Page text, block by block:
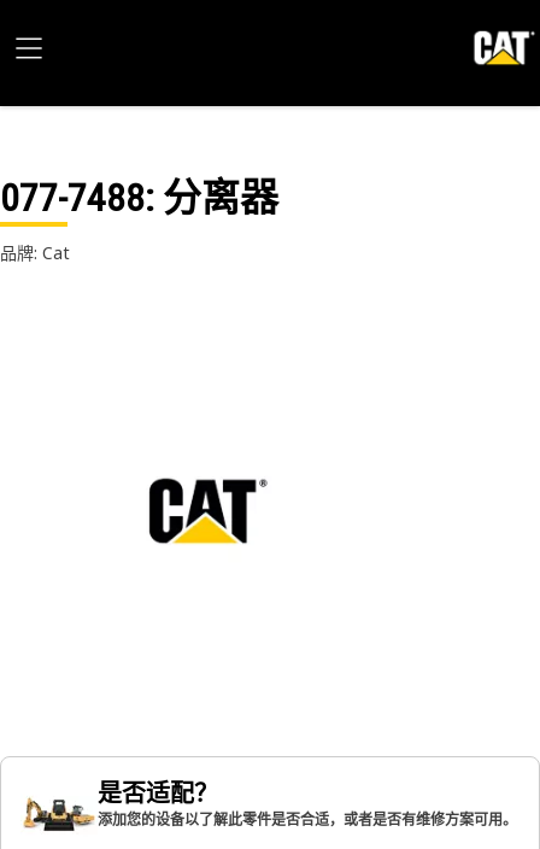
077-7488: 分离器
品牌: Cat
是否适配？
添加您的设备以了解此零件是否合适，或者是否有维修方案可用。